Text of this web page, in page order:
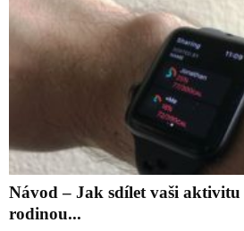
Návod – Jak sdílet vaši aktivitu
rodinou...